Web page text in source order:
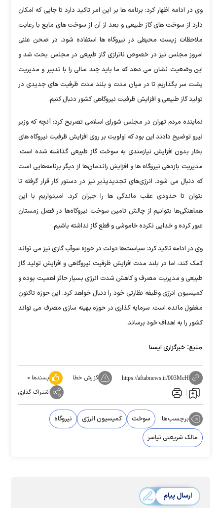
وی در ادامه اظهار کرد: برنامه ها بر این امر تاکید دارد تا جایی که امکان
دارد از سوخت های گاز طبیعی و بعد از آن از سوخت های مایع با رعایت
ملاحظات زیست محیطی در نیروگاه ها استفاده شود. در صحن علنی
امروز مجلس نیز در خصوص ناترازی گاز طبیعی در مجلس بحث شد و
این وضعیت نشان می دهد که ما باید چند سالی را با تدبیر و مدیریت
پشت سر بگذاریم تا در میان مدت و بلند مدت ظرفیت های جدیدی در
تولید گاز طبیعی و افزایش ظرفیت نیروگاهی کشور دنبال کنیم.
نماینده مردم تهران در مجلس شورای اسلامی تصریح کرد: آنچه که وزیر
نیرو توضیح دادند این بود که اولویت بر روی افزایش ظرفیت نیروگاه های
بخار بدون افزایش نیازمندی به سوخت گاز طبیعی گذاشته شده است.
مدیریت بازدهی نیروگاه ها و افزایش راندمان‌ها از دیگر برنامه‌هایی است
که دنبال می شود. انرژی‌های تجدیدپذیر نیز در دستور کار قرار گرفته تا
بتوان تا حدودی عقب ماندگی ها را جبران کرد. امیدواریم با این
هماهنگی‌ها بتوانیم از چالش تامین سوخت نیروگاه‌ها در فصل زمستان
عبور کرده و خدایی نکرده خاموشی و قطع گاز نداشته باشیم.
وی در ادامه تاکید کرد: سیاست‌ها دولت در حوزه سوآپ گازی نیز می تواند
کمک کند، اما در بلند مدت افزایش ظرفیت نیروگاهی و افزایش تولید گاز
طبیعی و مدیریت مصرف و کاهش شدت انرژی بسیار حائز اهمیت بوده و
کمیسیون انرژی وظیفه نظارتی خود را دنبال خواهد کرد. این حوزه تاکنون
مغفول مانده است. سرمایه گذاری در حوزه بهینه سازی مصرف می تواند
کشور را به اهداف خود برساند.
منبع: خبرگزاری ایسنا
https://aftabnews.ir/003MeH گزارش خطا پسندها:۰
اشتراک گذاری
برچسب‌ها: سوخت کمیسیون انرژی
نیروگاه
مالک شریعتی نیاسر
ارسال پیام